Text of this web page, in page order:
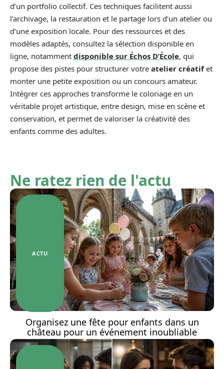
d’un portfolio collectif. Ces techniques facilitent aussi
l’archivage, la restauration et le partage lors d’un atelier ou
d’une exposition locale. Pour des ressources et des
modèles adaptés, consultez la sélection disponible en
ligne, notamment disponible sur Échos D’École, qui
propose des pistes pour structurer votre atelier créatifet
monter une petite exposition ou un concours amateur.
Intégrer ces approches transforme le coloriage en un
véritable projet artistique, entre design, mise en scène et
conservation, et permet de valoriser la créativité des
enfants comme des adultes.
Ne ratez rien de l'actu
ACTU
Organisez une fête pour enfants dans un
château pour un événement inoubliable